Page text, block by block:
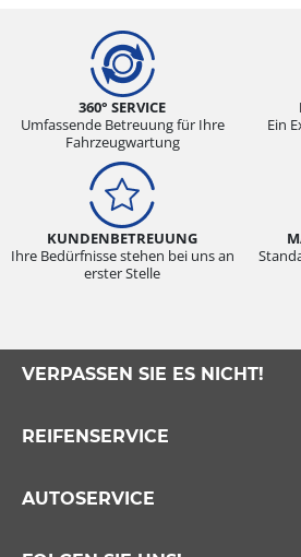
360° SERVICE
Umfassende Betreuung für Ihre
Fahrzeugwartung
Ein
KUNDENBETREUUNG
Ihre Bedürfnisse stehen bei uns an
erster Stelle
VERPASSEN SIE ES NICHT!
REIFENSERVICE
AUTOSERVICE